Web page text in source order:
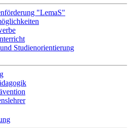
"LemaS"
Studienorientierung